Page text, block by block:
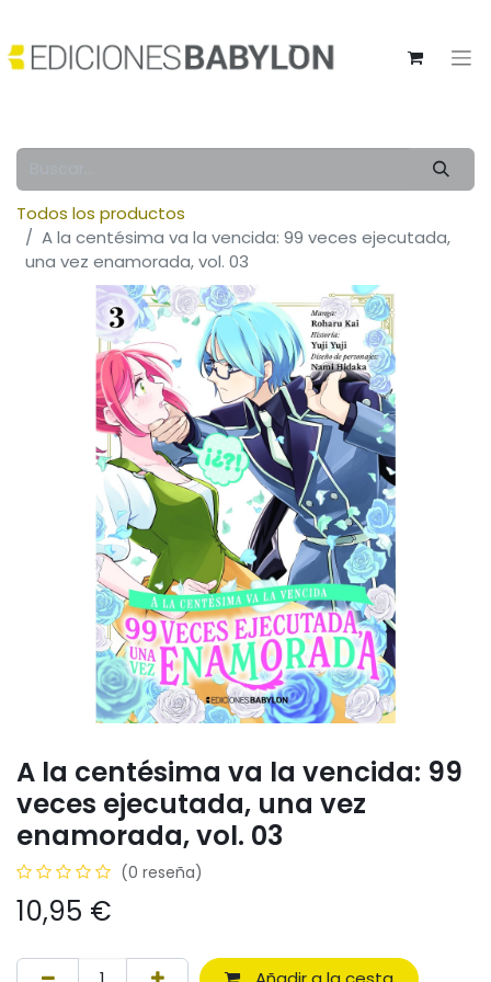
Todos los productos
A la centésima va la vencida: 99 veces ejecutada,
una vez enamorada, vol. 03
A la centésima va la vencida: 99
veces ejecutada, una vez
enamorada, vol. 03
(0 reseña)
10,95 €